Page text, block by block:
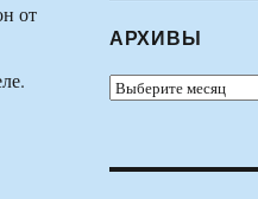
от
АРХИВЫ
Архивы